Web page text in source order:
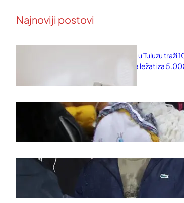
Najnoviji postovi
Naučni institut u Tuluzu traži
koji će 10 dana ležati za
Saveti za Zdrav Božićni Post
novembar 28, 2025
Doček legende Željka
novembar 27, 2025